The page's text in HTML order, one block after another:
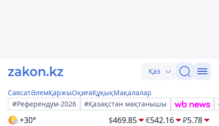
Қаз
СаясатӘлемҚаржыОқиғаҚұқықМақалалар
#Референдум-2026
#Қазақстан мақтанышы
+30° $469.85 €542.16 ₽5.78